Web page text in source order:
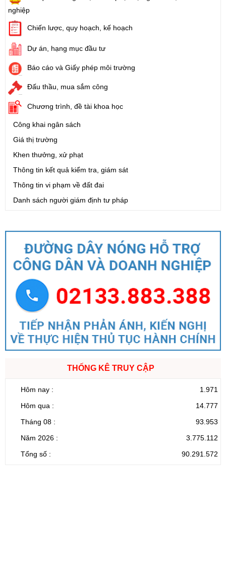
nghiệp
Chiến lược, quy hoạch, kế hoạch
Dự án, hạng mục đầu tư
Báo cáo và Giấy phép môi trường
Đấu thầu, mua sắm công
Chương trình, đề tài khoa học
Công khai ngân sách
Giá thị trường
Khen thưởng, xử phạt
Thông tin kết quả kiểm tra, giám sát
Thông tin vi phạm về đất đai
Danh sách người giám định tư pháp
THỐNG KÊ TRUY CẬP
Hôm nay :
1.971
Hôm qua :
14.777
Tháng 08 :
93.953
Năm 2026 :
3.775.112
Tổng số :
90.291.572